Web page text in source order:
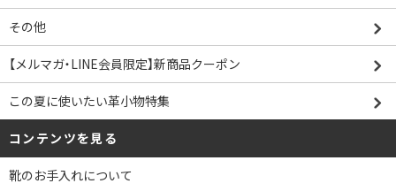
その他
【メルマガ・LINE会員限定】新商品クーポン
この夏に使いたい革小物特集
コンテンツを見る
靴のお手入れについて